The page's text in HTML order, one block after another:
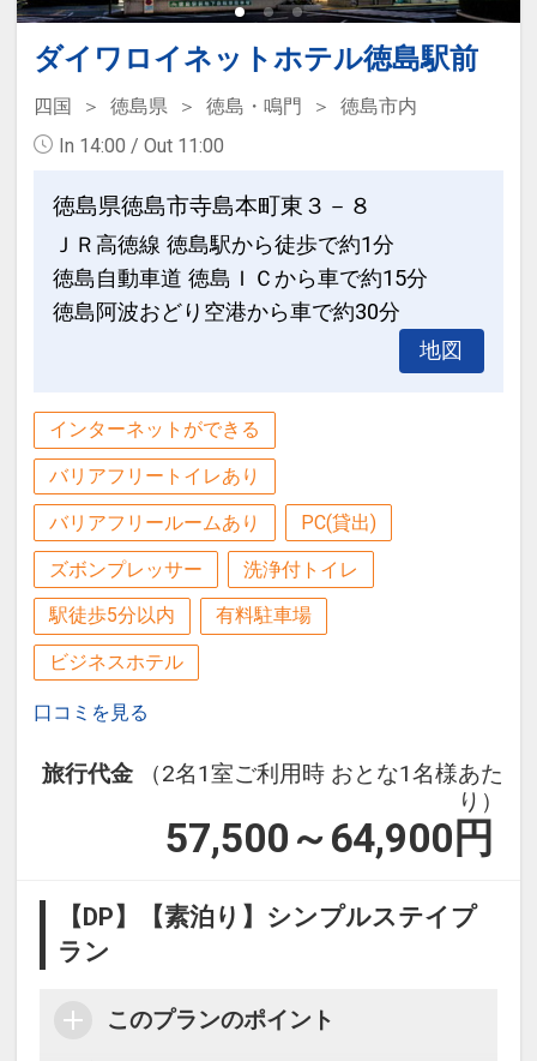
ざいます。
【食事ありのこどもF】…4，400円（税
込）アメニティ付／施設使用料込・寝具
設定期間：2026年4月1日～2026年11月
30日
インターネットコース番号：DP-1-
17480701
揺れる橋はスリル満点です。
「食事なしプラン」と「朝食付プラン」
●「食事なしプラン」と「朝食付プラ
ン」を掲載しています。
※ご覧のページがどちらかを
件】の項目でご確認のうえ、予約にお進
み下さい。
30日
インターネットコース番号：DP-1-
17204658
観光情報
分＞
みなさんに、年間をとおして「阿波おど
ーナーもございます。
・眉山＜ホテルから徒歩約10分＞
万葉集にも詠まれた眉山は徳島市のシン
ボル。山頂まではロープウェイで約6
・大塚国際美術館＜ホテルから車で約１
時間＞
世界の名画が特殊技術によって原寸大の
陶板で忠実に再現されています。
・祖谷のかずら橋＜ホテルから車で約１
時間＞
日本三奇橋の１つとして知られていま
す。一歩踏み出すたびに軋んでユラユラ
「食事なしプラン」と「朝食付プラン」
をご用意しています。
●「食事なしプラン」と「朝食付プラ
※ご覧のページがどちらかを【食事条
件】の項目でご確認のうえ、予約にお進
ダイワロイネットホテル徳島駅前
四国 徳島県 徳島・鳴門
徳島市内
In 14:00 / Out 11:00
徳島県徳島市寺島本町東３－８
ＪＲ高徳線 徳島駅から徒歩で約1分
徳島自動車道 徳島ＩＣから車で約15分
徳島阿波おどり空港から車で約30分
地図
インターネットができる
バリアフリートイレあり
バリアフリールームあり PC(貸出)
ズボンプレッサー 洗浄付トイレ
駅徒歩5分以内 有料駐車場
ビジネスホテル
口コミを見る
旅行代金
（2名1室ご利用時 おとな1名様あた
り）
57,500～64,900 円
【DP】【素泊り】シンプルステイプ
ラン
このプランのポイント